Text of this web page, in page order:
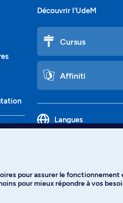
Découvrir l'UdeM
Cursus
Affiniti
Langues
pour assurer le fonctionnement
pour mieux répondre à vos